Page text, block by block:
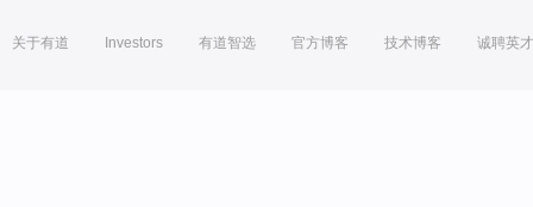
关于有道 Investors 有道智选 官方博客 技术博客 诚聘英才